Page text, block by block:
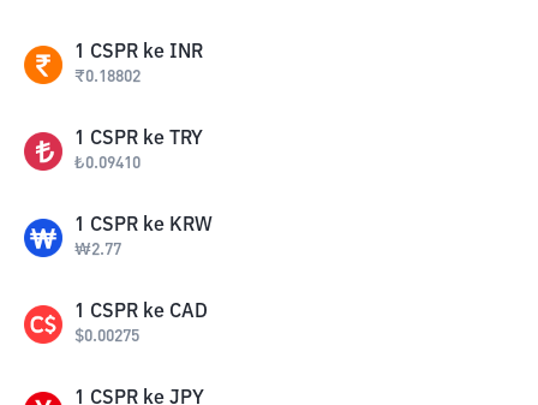
1 CSPR ke INR
₹0.18802
1 CSPR ke TRY
₺0.09410
1 CSPR ke KRW
₩2.77
1 CSPR ke CAD
$0.00275
1 CSPR ke JPY